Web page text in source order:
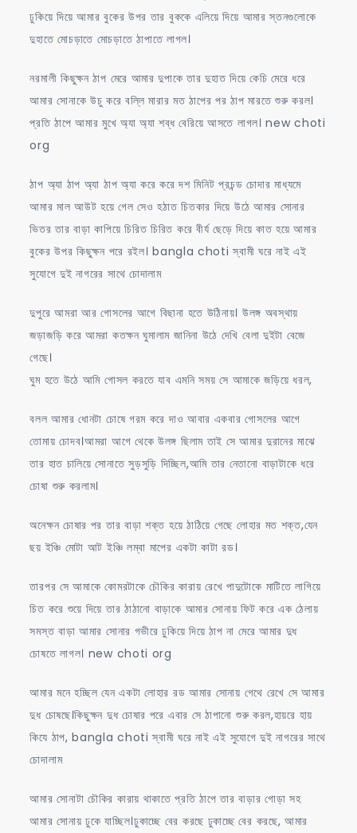
ঢুকিয়ে দিয়ে আমার বুকের উপর তার বুককে এলিয়ে দিয়ে আমার স্তনগুলোকে
দুহাতে মোচড়াতে মোচড়াতে ঠাপাতে লাগল।
নরমালী কিছুক্ষন ঠাপ মেরে আমার দুপাকে তার দুহাত দিয়ে কেচি মেরে ধরে
আমার সোনাকে উচু করে বল্লি মারার মত ঠাপের পর ঠাপ মারতে শুরু করল।
প্রতি ঠাপে আমার মুখে অ্যা অ্যা শব্ধ বেরিয়ে আসতে লাগল। new choti
org
ঠাপ অ্যা ঠাপ অ্যা ঠাপ অ্যা করে করে দশ মিনিট প্রচন্ড চোদার মাধ্যমে
আমার মাল আউট হয়ে গেল সেও হঠাত চিতকার দিয়ে উঠে আমার সোনার
ভিতর তার বাড়া কাপিয়ে চিরিত চিরিত করে বীর্য ছেড়ে দিয়ে কাত হয়ে আমার
বুকের উপর কিছুক্ষন পরে রইল। bangla choti স্বামী ঘরে নাই এই
সুযোগে দুই নাগরের সাথে চোদালাম
দুপুরে আমরা আর গোসলের আগে বিছানা হতে উঠিনায়। উলঙ্গ অবস্থায়
জড়াজড়ি করে আমরা কতক্ষন ঘুমালাম জানিনা উঠে দেখি বেলা দুইটা বেজে
গেছে।
ঘুম হতে উঠে আমি গোসল করতে যাব এমনি সময় সে আমাকে জড়িয়ে ধরল,
বলল আমার ধোনটা চোষে গরম করে দাও আবার একবার গোসলের আগে
তোমায় চোদব।আমরা আগে থেকে উলঙ্গ ছিলাম তাই সে আমার দুরানের মাঝে
তার হাত চালিয়ে সোনাতে সুড়সুড়ি দিচ্ছিল,আমি তার নেতানো বাড়াটাকে ধরে
চোষা শুরু করলাম।
অনেক্ষন চোষার পর তার বাড়া শক্ত হয়ে ঠাঠিয়ে গেছে লোহার মত শক্ত,যেন
ছয় ইঞ্চি মোটা আট ইঞ্চি লম্বা মাপের একটা কাটা রড।
তারপর সে আমাকে কোমরটাকে চৌকির কারায় রেখে পাদুটোকে মাটিতে লাগিয়ে
চিত করে শুয়ে দিয়ে তার ঠাঠানো বাড়াকে আমার সোনায় ফিট করে এক ঠেলায়
সমস্ত বাড়া আমার সোনার গভীরে ঢুকিয়ে দিয়ে ঠাপ না মেরে আমার দুধ
চোষতে লাগল। new choti org
আমার মনে হচ্ছিল যেন একটা লোহার রড আমার সোনায় গেথে রেখে সে আমার
দুধ চোষছে।কিছুক্ষন দুধ চোষার পরে এবার সে ঠাপানো শুরু করল,হায়রে হায়
কিযে ঠাপ, bangla choti স্বামী ঘরে নাই এই সুযোগে দুই নাগরের সাথে
চোদালাম
আমার সোনাটা চৌকির কারায় থাকাতে প্রতি ঠাপে তার বাড়ার গোড়া সহ
আমার সোনায় ঢুকে যাচ্ছিল।ঢুকাচ্ছে বের করছে ঢুকাচ্ছে বের করছে, আমার